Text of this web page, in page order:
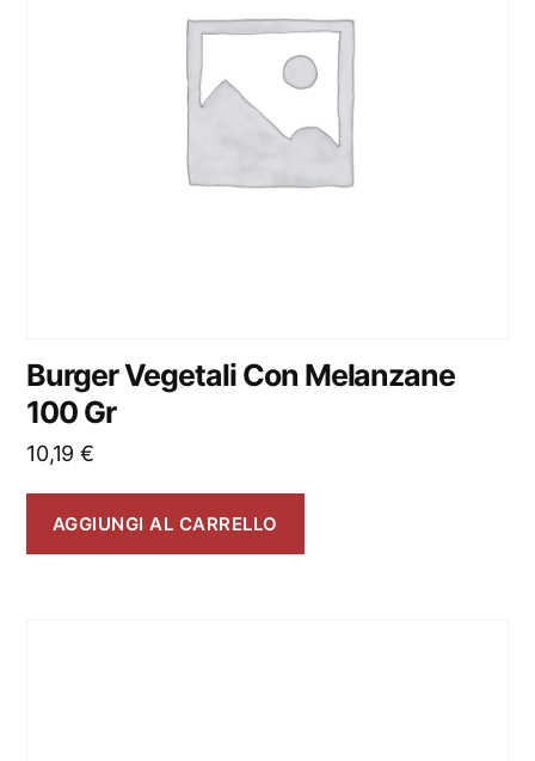
Burger Vegetali Con Melanzane
100 Gr
10,19 €
AGGIUNGI AL CARRELLO